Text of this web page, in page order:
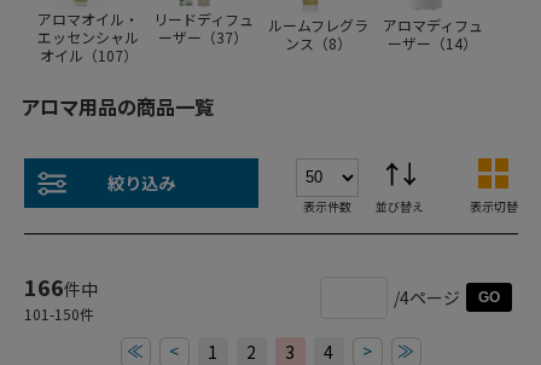
スしたひとときをお過ごしください。店舗運営などで活躍する業
務用のアロマ用品をお探しならシモジマへ。安くて高品質な商品
をご用意しています。
アロマオイル・
エッセンシャル
オイル（107）
リードディフュ
ーザー（37）
ルームフレグラ
ンス（8）
アロマディフュ
ーザー（14）
アロマ用品の商品一覧
絞り込み
表示件数 並び替え 表示切替
166件中
101-150件
/4ページ GO
≪ < 1 2 3 4 > ≫